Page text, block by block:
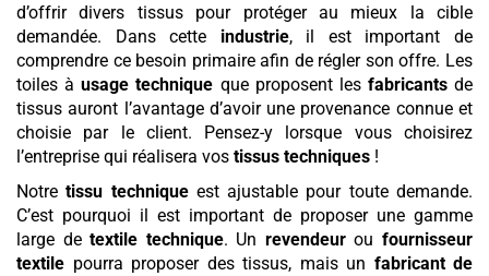
d’offrir divers tissus pour protéger au mieux la cible
demandée. Dans cette industrie, il est important de
comprendre ce besoin primaire afin de régler son offre. Les
toiles àusage technique que proposent les fabricantsde
tissus auront l’avantage d’avoir une provenance connue et
choisie par le client. Pensez-y lorsque vous choisirez
l’entreprise qui réalisera vos tissus techniques !
Notretissu techniqueest ajustable pour toute demande.
C’est pourquoi il est important de proposer une gamme
large detextile technique. Un revendeuroufournisseur
textile pourra proposer des tissus, mais un fabricant de